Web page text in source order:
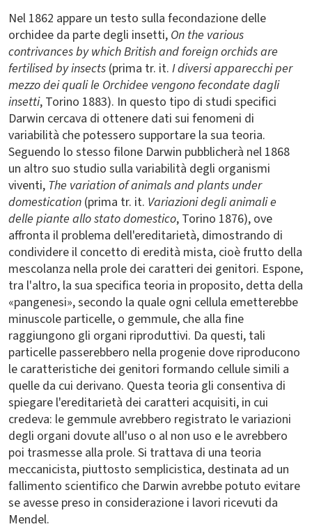
Nel 1862 appare un testo sulla fecondazione delle
orchidee da parte degli insetti, On the various
contrivances by which British and foreign orchids are
fertilised by insects (prima tr. it. I diversi apparecchi per
mezzo dei quali le Orchidee vengono fecondate dagli
insetti, Torino 1883). In questo tipo di studi specifici
Darwin cercava di ottenere dati sui fenomeni di
variabilità che potessero supportare la sua teoria.
Seguendo lo stesso filone Darwin pubblicherà nel 1868
un altro suo studio sulla variabilità degli organismi
viventi, The variation of animals and plants under
domestication (prima tr. it. Variazioni degli animali e
delle piante allo stato domestico, Torino 1876), ove
affronta il problema dell'ereditarietà, dimostrando di
condividere il concetto di eredità mista, cioè frutto della
mescolanza nella prole dei caratteri dei genitori. Espone,
tra l'altro, la sua specifica teoria in proposito, detta della
«pangenesi», secondo la quale ogni cellula emetterebbe
minuscole particelle, o gemmule, che alla fine
raggiungono gli organi riproduttivi. Da questi, tali
particelle passerebbero nella progenie dove riproducono
le caratteristiche dei genitori formando cellule simili a
quelle da cui derivano. Questa teoria gli consentiva di
spiegare l'ereditarietà dei caratteri acquisiti, in cui
credeva: le gemmule avrebbero registrato le variazioni
degli organi dovute all'uso o al non uso e le avrebbero
poi trasmesse alla prole. Si trattava di una teoria
meccanicista, piuttosto semplicistica, destinata ad un
fallimento scientifico che Darwin avrebbe potuto evitare
se avesse preso in considerazione i lavori ricevuti da
Mendel.